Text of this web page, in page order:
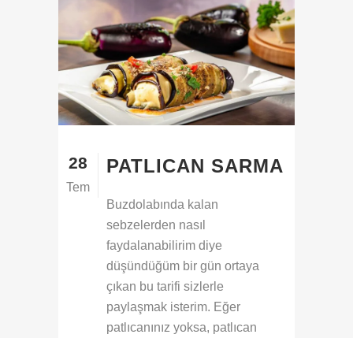
28
Tem
PATLICAN SARMA
Buzdolabında kalan
sebzelerden nasıl
faydalanabilirim diye
düşündüğüm bir gün ortaya
çıkan bu tarifi sizlerle
paylaşmak isterim. Eğer
patlıcanınız yoksa, patlıcan